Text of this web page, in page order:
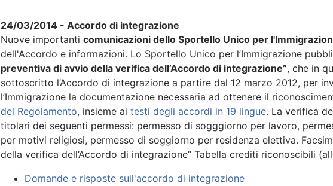
24/03/2014 - Accordo di integrazione
Nuove importanti comunicazioni dello Sportello Unico per
dell'Accordo e informazioni. Lo Sportello Unico per l’Immigrazione
preventiva di avvio della verifica dell’Accordo di integrazione”, che in
sottoscritto l’Accordo di integrazione a partire dal 12 marzo 2012, per
l’Immigrazione la documentazione necessaria ad ottenere il
del Regolamento, insieme ai testi degli accordi in 19 lingue. La verifica
titolari dei seguenti permessi: permesso di sogggiorno per lavoro,
per motivi religiosi, permesso di soggiorno per residenza elettiva.
della verifica dell’Accordo di integrazione” Tabella crediti riconoscibili
Domande e risposte sull'accordo di integrazione